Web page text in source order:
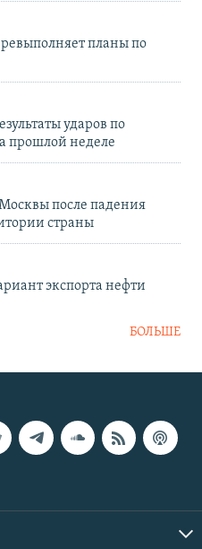
планы по
ударов по
прошлой неделе
после падения
страны
экспорта нефти
БОЛЬШЕ